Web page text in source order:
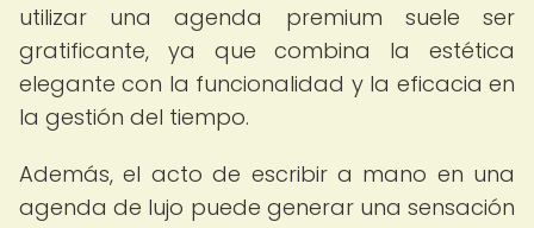
utilizar una agenda premium suele ser
gratificante, ya que combina la estética
elegante con la funcionalidad y la eficacia en
la gestión del tiempo.
Además, el acto de escribir a mano en una
agenda de lujo puede generar una sensación